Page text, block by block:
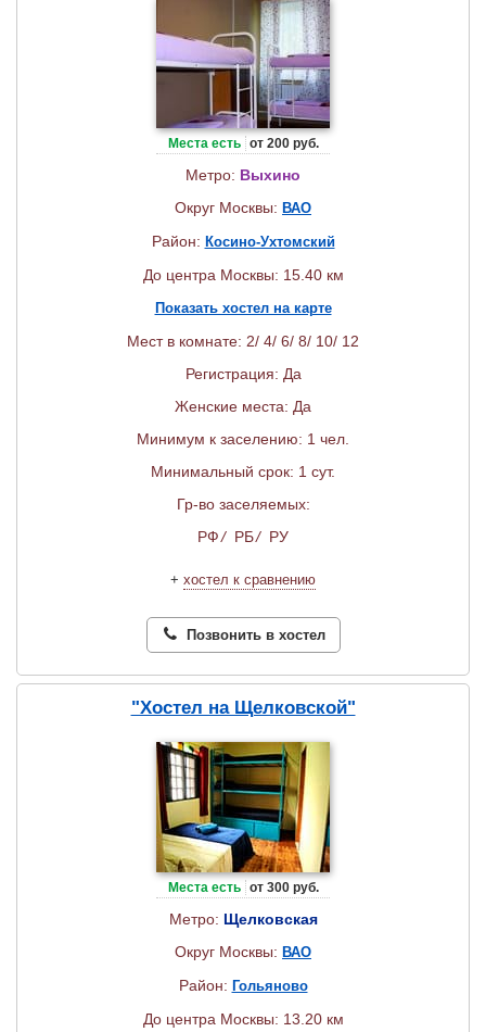
Места есть от 200 руб.
Метро: Выхино
Округ Москвы: ВАО
Район: Косино-Ухтомский
До центра Москвы: 15.40 км
Показать хостел на карте
Мест в комнате: 2/ 4/ 6/ 8/ 10/ 12
Регистрация: Да
Женские места: Да
Минимум к заселению: 1 чел.
Минимальный срок: 1 сут.
Гр-во заселяемых:
РФ/ РБ/ РУ
+ хостел к сравнению
Позвонить в хостел
"Хостел на Щелковской"
Места есть от 300 руб.
Метро: Щелковская
Округ Москвы: ВАО
Район: Гольяново
До центра Москвы: 13.20 км